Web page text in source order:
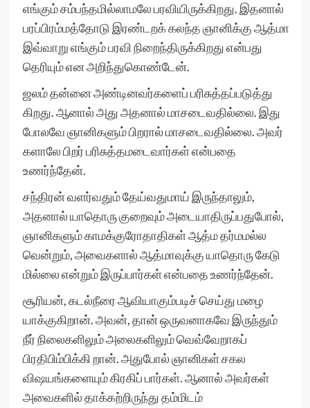
எங்கும் சம்பந்தமில்லாமலே பரவியிருக்கிறது. இதனால்
பரப்பிரம்மத்தோடு இரண்டறக் கலந்த ஞானிக்கு ஆத்மா
இவ்வாறு எங்கும் பரவி நிறைந்திருக்கிறது என்பது
தெரியும் என அறிந்துகொண்டேன்.
ஜலம் தன்னை அண்டினவர்களைப் பரிசுத்தப்படுத்து
கிறது. ஆனால் அது அதனால் மாசடைவதில்லை. இது
போலவே ஞானிகளும் பிறரால் மாசடைவதில்லை. அவர்
களாலே பிறர் பரிசுத்தமடைவார்கள் என்பதை
உணர்ந்தேன்.
சந்திரன் வளர்வதும் தேய்வதுமாய் இருந்தாலும்,
அதனால் யாதொரு குறைவும் அடையாதிருப்பதுபோல்,
ஞானிகளும் காமக்குரோதாதிகள் ஆத்ம தர்மமல்ல
வென்றும், அவைகளால் ஆத்மாவுக்கு யாதொரு கேடு
மில்லை என்றும் இருப்பார்கள் என்பதை உணர்ந்தேன்.
சூரியன், கடல்நீரை ஆவியாகும்படிச் செய்து மழை
யாக்குகிறான். அவன், தான் ஒருவனாகவே இருந்தும்
நீர் நிலைகளிலும் அலைகளிலும் வெவ்வேறாகப்
பிரதிபிம்பிக்கி றான். அதுபோல் ஞானிகள் சகல
விஷயங்களையும் கிரகிப் பார்கள். ஆனால் அவர்கள்
அவைகளில் தாக்கற்றிருந்து தம்மிடம்